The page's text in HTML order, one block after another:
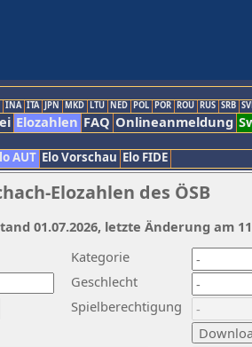
INA ITA JPN MKD LTU NED POL POR ROU RUS SRB
Elozahlen FAQ Onlineanmeldung
AUT Elo Vorschau Elo FIDE
Elozahlen des ÖSB
Kategorie
Geschlecht
Spielberechtigung
01.07.2026, letzte Änderung am